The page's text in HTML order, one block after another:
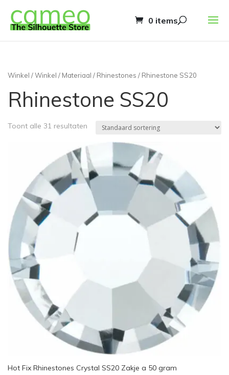
0 items
Winkel /Winkel / Materiaal / Rhinestones / Rhinestone SS20
Rhinestone SS20
Toont alle 31 resultaten
Hot Fix Rhinestones Crystal SS20 Zakje a 50 gram